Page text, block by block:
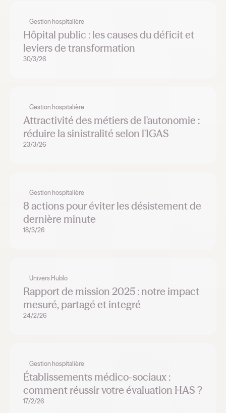
Gestion hospitalière
Hôpital public : les causes du déficit et
leviers de transformation
30/3/26
Gestion hospitalière
Attractivité des métiers de l'autonomie :
réduire la sinistralité selon l'IGAS
23/3/26
Gestion hospitalière
8 actions pour éviter les désistement de
dernière minute
18/3/26
Univers Hublo
Rapport de mission 2025 : notre impact
mesuré, partagé et integré
24/2/26
Gestion hospitalière
Établissements médico-sociaux :
comment réussir votre évaluation HAS ?
17/2/26